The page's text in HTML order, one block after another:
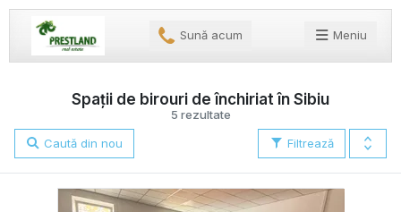
Sună acum Meniu
5 rezultate
Spații de birouri de închiriat în Sibiu
Filtrează
Caută din nou